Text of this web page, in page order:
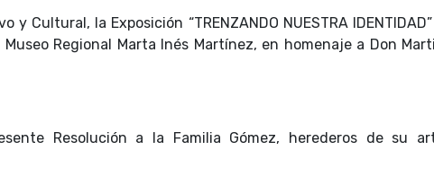
Cultural, la Exposición “TRENZANDO NUESTRA
Regional Marta Inés Martínez, en homenaje a Don
Resolución a la Familia Gómez, herederos de su